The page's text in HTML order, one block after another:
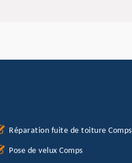
Réparation fuite de toiture Comps
Pose de velux Comps